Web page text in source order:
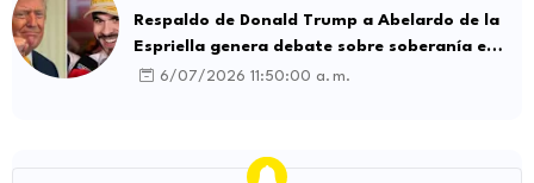
Respaldo de Donald Trump a Abelardo de la
Espriella genera debate sobre soberanía e
influencia internacional
6/07/2026 11:50:00 a. m.